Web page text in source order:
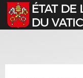
Sélectionnez votre